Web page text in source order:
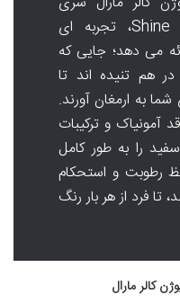
Shine And Intensive Natural، تجربه ای
می دهد؛ جایی که
هم تنیده اند تا
به ارمغان آورند.
آمونیاک و ترکیبات
را به طور کامل
رطوبت و استحکام
فرد از هر بار رنگ
کالر مارال